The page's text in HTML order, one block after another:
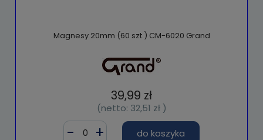
Magnesy 20mm (60 szt.) CM-6020 Grand
39,99 zł
(netto: 32,51 zł)
do koszyka